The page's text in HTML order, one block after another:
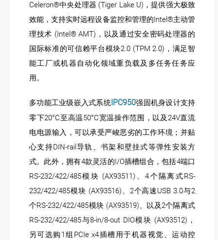
Celeron®中央处理器 (Tiger Lake U)，提供强大极致
效能，支持实时远程设备监控和管理的Intel®主动管
理技术 (Intel® AMT)，以及通过安全密码处理器的
国际标准的可信赖平台模块2.0 (TPM 2.0)，满足智
能工厂或机器自动化领域重负载及多任务任务应
用。
多功能工业级嵌入式系统IPC950强固机身设计支持
零下20°C至高温50°C宽温操作范围，以及24V直流
电电源输入，可以承受严峻恶劣的工作环境；并贴
心支持DIN-rail导轨、书架和壁挂式等弹性安装方
式。此外，拥有4款灵活的I/O插槽组合，包括4端口
RS-232/422/485模块 (AX93511)、4个隔离式RS-
232/422/485模块 (AX93516)、2个高速USB 3.0与2
个RS-232/422/485模块 (AX93519)、以及2个隔离式
RS-232/422/485与8-in/8-out DIO模块 (AX93512)，
另可选购1组PCIe x4插槽用于机器视觉、运动控